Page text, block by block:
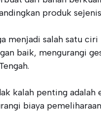
produk
menjadi salah satu
baik, mengurangi
kalah penting
biaya